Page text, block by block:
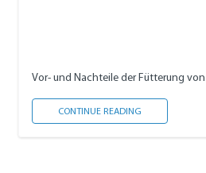
Vor- und Nachteile der Fütterung
CONTINUE READING